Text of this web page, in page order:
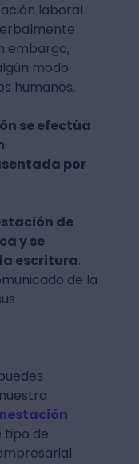
laboral
embargo,
modo
humanos.
se efectúa
por
de
y se
escritura.
de la
tipo de